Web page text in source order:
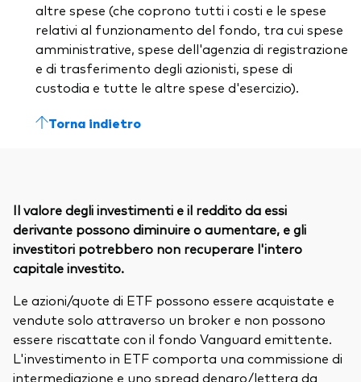
altre spese (che coprono tutti i costi e le spese
relativi al funzionamento del fondo, tra cui spese
amministrative, spese dell'agenzia di registrazione
e di trasferimento degli azionisti, spese di
custodia e tutte le altre spese d'esercizio).
Torna indietro
Il valore degli investimenti e il reddito da essi
derivante possono diminuire o aumentare, e gli
investitori potrebbero non recuperare l'intero
capitale investito.
Le azioni/quote di ETF possono essere acquistate e
vendute solo attraverso un broker e non possono
essere riscattate con il fondo Vanguard emittente.
L'investimento in ETF comporta una commissione di
intermediazione e uno spread denaro/lettera da